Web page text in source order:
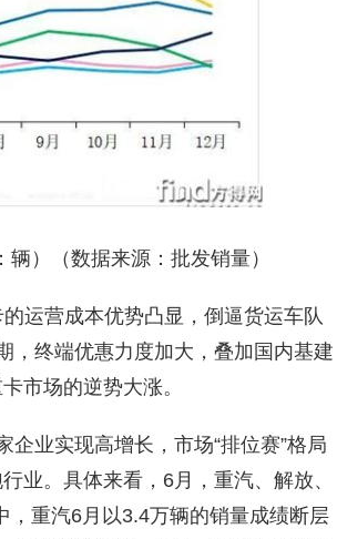
）（数据来源：批发销量）
运营成本优势凸显，倒逼货运车队
，终端优惠力度加大，叠加国内基建
市场的逆势大涨。
业实现高增长，市场“排位赛”格局
业。具体来看，6月，重汽、解放、
，重汽6月以3.4万辆的销量成绩断层